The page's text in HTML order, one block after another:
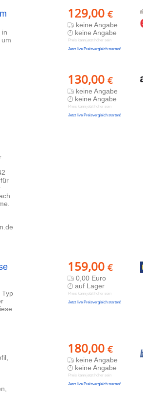
129,00 €
keine Angabe
keine Angabe
Preis kann jetzt höher sein
Jetzt live Preisvergleich starten!
in
130,00 €
keine Angabe
keine Angabe
Preis kann jetzt höher sein
Jetzt live Preisvergleich starten!
159,00 €
0,00 Euro
auf Lager
Preis kann jetzt höher sein
Jetzt live Preisvergleich starten!
Typ
180,00 €
keine Angabe
keine Angabe
Preis kann jetzt höher sein
Jetzt live Preisvergleich starten!